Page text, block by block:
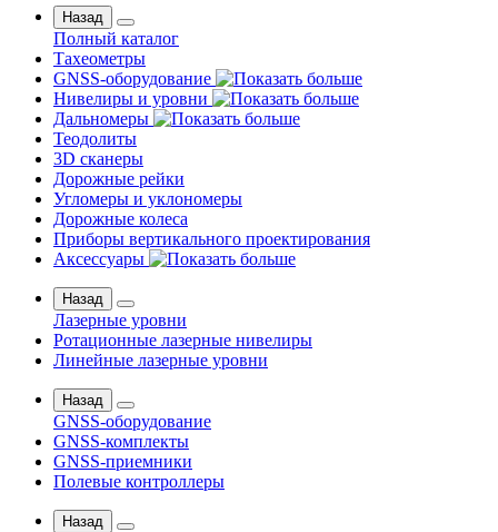
Назад
Полный каталог
Тахеометры
GNSS-оборудование
Нивелиры и уровни
Дальномеры
Теодолиты
3D сканеры
Дорожные рейки
Угломеры и уклономеры
Дорожные колеса
Приборы вертикального проектирования
Аксессуары
Назад
Лазерные уровни
Ротационные лазерные нивелиры
Линейные лазерные уровни
Назад
GNSS-оборудование
GNSS-комплекты
GNSS-приемники
Полевые контроллеры
Назад